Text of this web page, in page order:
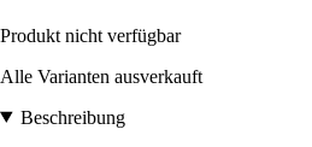
Produkt nicht verfügbar
Alle Varianten ausverkauft
Beschreibung